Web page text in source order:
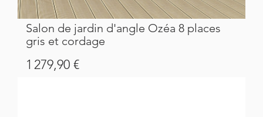
Salon de jardin d'angle Ozéa 8 places
gris et cordage
Prix
1 279,90 €